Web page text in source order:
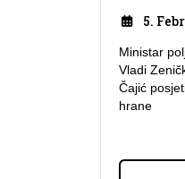
5.
Ministar
Vladi
Čajić
hrane